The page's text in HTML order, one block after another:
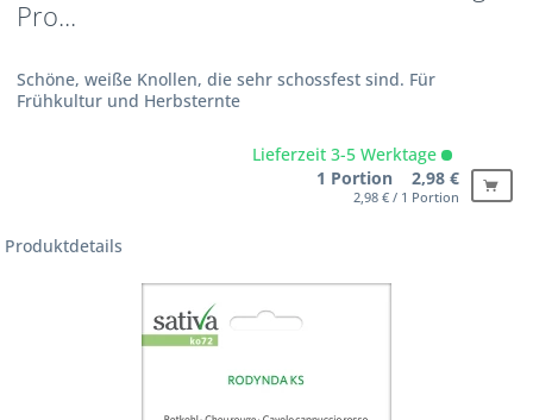
Pro...
Schöne, weiße Knollen, die sehr schossfest sind. Für
Frühkultur und Herbsternte
Lieferzeit 3-5 Werktage
1 Portion 2,98 €
2,98 € / 1 Portion
Produktdetails